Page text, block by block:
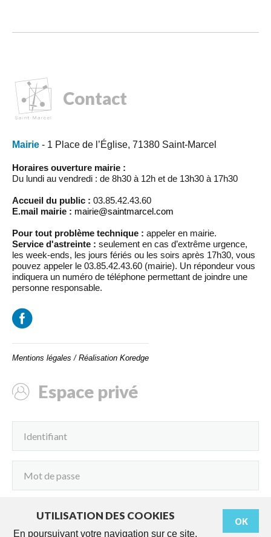
Contact
Mairie - 1 Place de l’Église, 71380 Saint-Marcel
Horaires ouverture mairie :
Du lundi au vendredi : de 8h30 à 12h et de 13h30 à 17h30
Accueil du public : 03.85.42.43.60
E.mail mairie : mairie@saintmarcel.com
Pour tout problème technique : appeler en mairie.
Service d'astreinte : seulement en cas d’extrême urgence,
les week-ends, les jours fériés ou les soirs après 17h30, vous
pouvez appeler le 03.85.42.43.60 (mairie). Un répondeur vous
indiquera un numéro de téléphone permettant de joindre une
personne responsable.
Mentions légales / Réalisation Koredge
Espace privé
OK
UTILISATION DES COOKIES
En poursuivant votre navigation sur ce site,